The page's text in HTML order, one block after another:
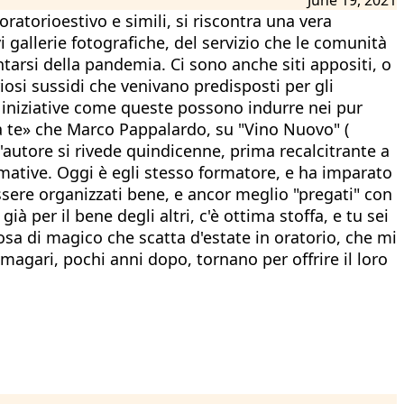
e simili, si riscontra una vera
fotografiche, del servizio che le comunità
della pandemia. Ci sono anche siti appositi, o
sussidi che venivano predisposti per gli
come queste possono indurre nei pur
che Marco Pappalardo, su "Vino Nuovo" (
si rivede quindicenne, prima recalcitrante a
Oggi è egli stesso formatore, e ha imparato
organizzati bene, e ancor meglio "pregati" con
per il bene degli altri, c'è ottima stoffa, e tu sei
di magico che scatta d'estate in oratorio, che mi
pochi anni dopo, tornano per offrire il loro